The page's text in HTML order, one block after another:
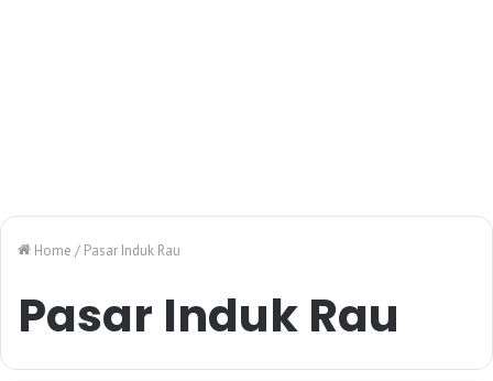
Home / Pasar Induk Rau
Pasar Induk Rau